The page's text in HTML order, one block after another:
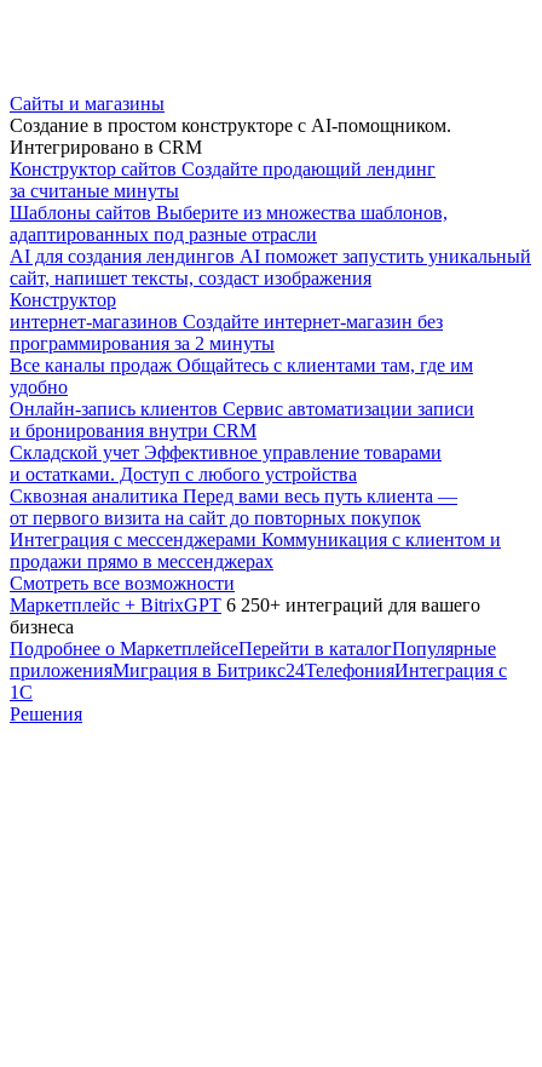
Сайты и магазины
Создание в простом конструкторе с AI-помощником.
Интегрировано в CRM
Конструктор сайтов Создайте продающий лендинг
за считаные минуты
Шаблоны сайтов Выберите из множества шаблонов,
адаптированных под разные отрасли
AI для создания лендингов AI поможет запустить уникальный
сайт, напишет тексты, создаст изображения
Конструктор
интернет-магазинов Создайте интернет-магазин без
программирования за 2 минуты
Все каналы продаж Общайтесь с клиентами там, где им
удобно
Онлайн-запись клиентов Сервис автоматизации записи
и бронирования внутри CRM
Складской учет Эффективное управление товарами
и остатками. Доступ с любого устройства
Сквозная аналитика Перед вами весь путь клиента —
от первого визита на сайт до повторных покупок
Интеграция с мессенджерами Коммуникация с клиентом и
продажи прямо в мессенджерах
Смотреть все возможности
Маркетплейс + BitrixGPT 6 250+ интеграций для вашего
бизнеса
Подробнее о МаркетплейсеПерейти в каталогПопулярные
приложенияМиграция в Битрикс24ТелефонияИнтеграция с
1С
Решения